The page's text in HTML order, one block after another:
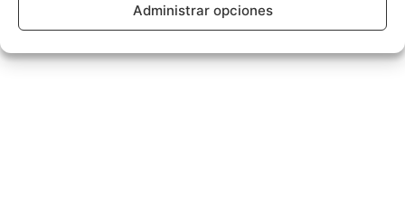
Administrar opciones